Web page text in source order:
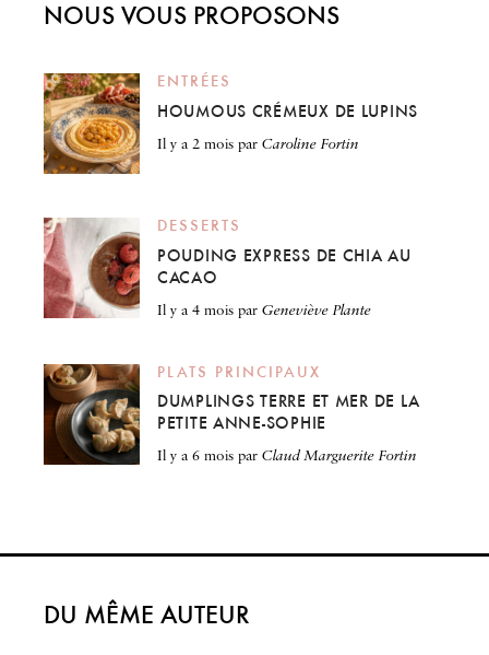
NOUS VOUS PROPOSONS
ENTRÉES
HOUMOUS CRÉMEUX DE LUPINS
il y a 2 mois par Caroline Fortin
DESSERTS
POUDING EXPRESS DE CHIA AU
CACAO
il y a 4 mois par Geneviève Plante
PLATS PRINCIPAUX
DUMPLINGS TERRE ET MER DE LA
PETITE ANNE-SOPHIE
il y a 6 mois par Claud Marguerite Fortin
DU MÊME AUTEUR